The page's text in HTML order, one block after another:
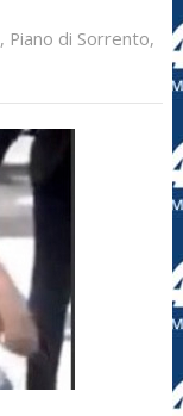
, Piano di Sorrento,